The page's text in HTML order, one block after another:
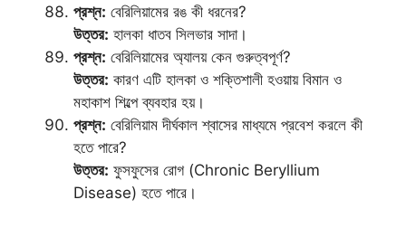
প্রশ্ন: বেরিলিয়ামের রঙ কী ধরনের?
উত্তর: হালকা ধাতব সিলভার সাদা।
প্রশ্ন: বেরিলিয়ামের অ্যালয় কেন গুরুত্বপূর্ণ?
উত্তর: কারণ এটি হালকা ও শক্তিশালী হওয়ায় বিমান ও
মহাকাশ শিল্পে ব্যবহার হয়।
প্রশ্ন: বেরিলিয়াম দীর্ঘকাল শ্বাসের মাধ্যমে প্রবেশ করলে কী
হতে পারে?
উত্তর: ফুসফুসের রোগ (Chronic Beryllium
Disease) হতে পারে।